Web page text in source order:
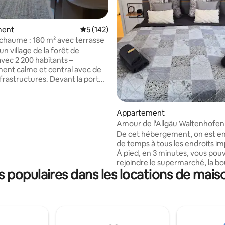
base de 100 commentaires : 4,92 sur 5
Évaluation moyenne sur la base de 142
5 (142)
: 180 m² avec terrasse
village de la forêt de
2 200 habitants –
calme et central avec de
Devant la porte :
paille construite de manière
à une expérience
Appartement
Amour de l'Allgäu Waltenhofen
De cet hébergement, on est
de temps à tous les endroits
À pied, en 3 minutes, vous
rejoindre le supermarché, la
le boucher, la pharmacie et un
avec une brasserie en plein air.
étage, est très lumineux et
dans les locations de